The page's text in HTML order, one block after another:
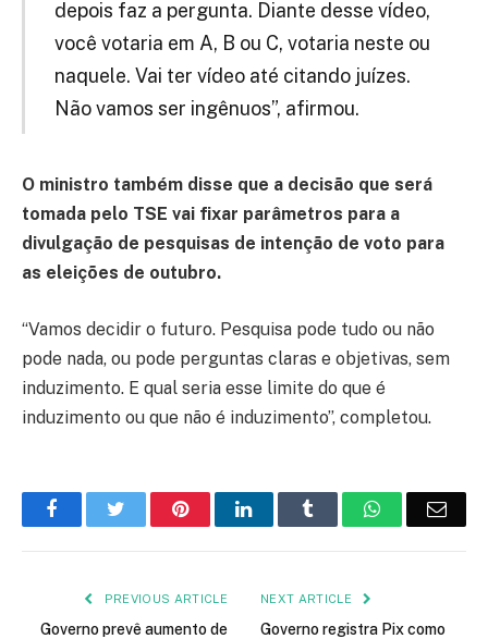
depois faz a pergunta. Diante desse vídeo,
você votaria em A, B ou C, votaria neste ou
naquele. Vai ter vídeo até citando juízes.
Não vamos ser ingênuos”, afirmou.
O ministro também disse que a decisão que será
tomada pelo TSE vai fixar parâmetros para a
divulgação de pesquisas de intenção de voto para
as eleições de outubro.
“Vamos decidir o futuro. Pesquisa pode tudo ou não
pode nada, ou pode perguntas claras e objetivas, sem
induzimento. E qual seria esse limite do que é
induzimento ou que não é induzimento”, completou.
FacebookTwitter PinterestLinkedIn Tumblr WhatsApp
PREVIOUS ARTICLE
Governo prevê aumento de
NEXT ARTICLE
Governo registra Pix como